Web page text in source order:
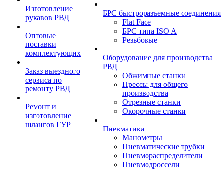
Изготовление
рукавов РВД
Оптовые
поставки
комплектующих
Заказ выездного
сервиса по
ремонту РВД
Ремонт и
изготовление
шлангов ГУР
БРС быстроразъемные соединения
Flat Face
БРС типа ISO A
Резьбовые
Оборудование для производства
РВД
Обжимные станки
Прессы для общего
производства
Отрезные станки
Окорочные станки
Пневматика
Манометры
Пневматические трубки
Пневмораспределители
Пневмодроссели